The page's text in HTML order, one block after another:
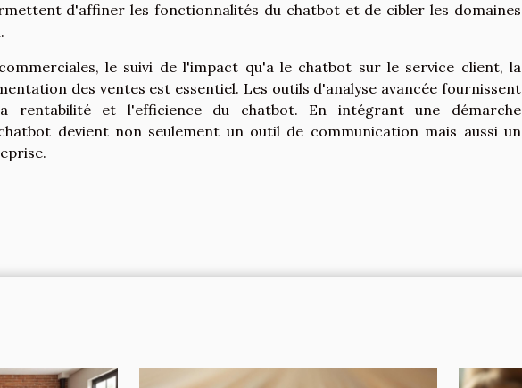
d'affiner les fonctionnalités du chatbot et de cibler les domaines
le suivi de l'impact qu'a le chatbot sur le service client, la
des ventes est essentiel. Les outils d'analyse avancée fournissent
rentabilité et l'efficience du chatbot. En intégrant une démarche
devient non seulement un outil de communication mais aussi un